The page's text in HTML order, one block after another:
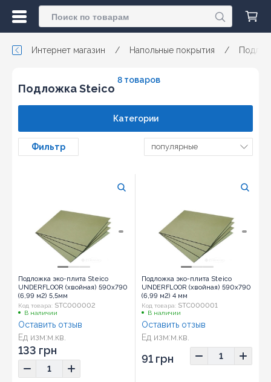
Интернет магазин / Напольные покрытия /
Подложка Steico
8 товаров
Фильтр
Категории
популярные
Подложка эко-плита Steico
UNDERFLOOR (хвойная) 590х790
(6,99 м2) 5,5мм
Код товара: STC000002
В наличии
Ед изм:м.кв.
Оставить отзыв
133 грн
Подложка эко-плита Steico
UNDERFLOOR (хвойная) 590х790
(6,99 м2) 4 мм
Код товара: STC000001
В наличии
Ед изм:м.кв.
Оставить отзыв
91 грн